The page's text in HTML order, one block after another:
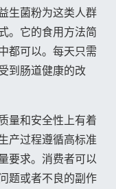
生菌粉为这类人群
。它的食用方法简
都可以。每天只需
到肠道健康的改
量和安全性上有着
产过程遵循高标准
要求。消费者可以
题或者不良的副作